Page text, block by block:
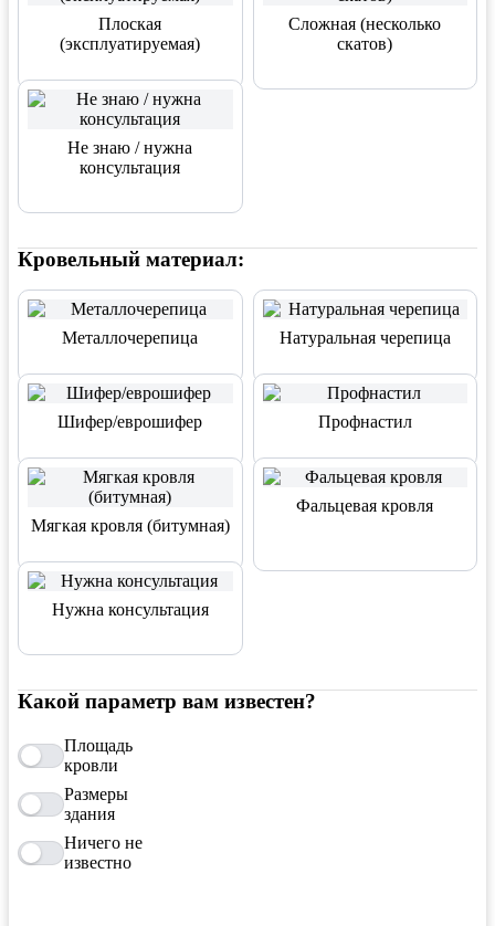
Плоская
(эксплуатируемая)
Сложная (несколько
скатов)
Не знаю / нужна
консультация
Кровельный материал:
Металлочерепица Натуральная черепица
Шифер/еврошифер Профнастил
Мягкая кровля (битумная)
Фальцевая кровля
Нужна консультация
Какой параметр вам известен?
Площадь
кровли
Размеры
здания
Ничего не
известно